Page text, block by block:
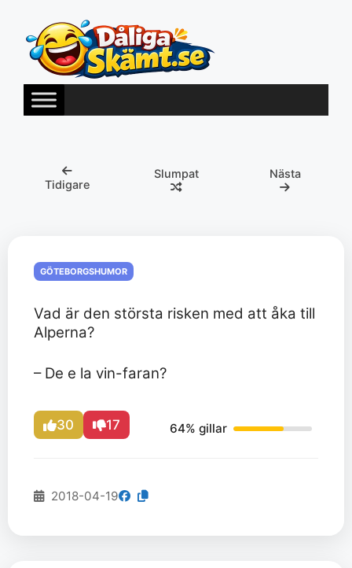
innehåll
Tidigare
Slumpat Nästa
GÖTEBORGSHUMOR
Vad är den största risken med att åka till
Alperna?
– De e la vin-faran?
30 17 64% gillar
2018-04-19